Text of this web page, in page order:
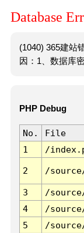
Database
(1040) 365建站
因：1、数据库
PHP Debug
No. File
1
/
2 /
3 /
4
/
5
/